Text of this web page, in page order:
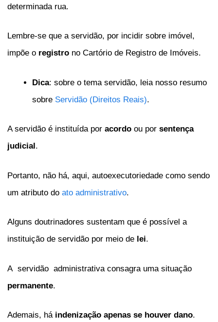
determinada rua.
Lembre-se que a servidão, por incidir sobre imóvel,
impõe o registro no Cartório de Registro de Imóveis.
Dica: sobre o tema servidão, leia nosso resumo
sobre Servidão (Direitos Reais).
A servidão é instituída por acordo ou por sentença
judicial .
Portanto, não há, aqui, autoexecutoriedade como sendo
um atributo do ato administrativo.
Alguns doutrinadores sustentam que é possível a
instituição de servidão por meio de lei.
A servidão administrativa consagra uma situação
permanente.
Ademais, há indenização apenas se houver dano.